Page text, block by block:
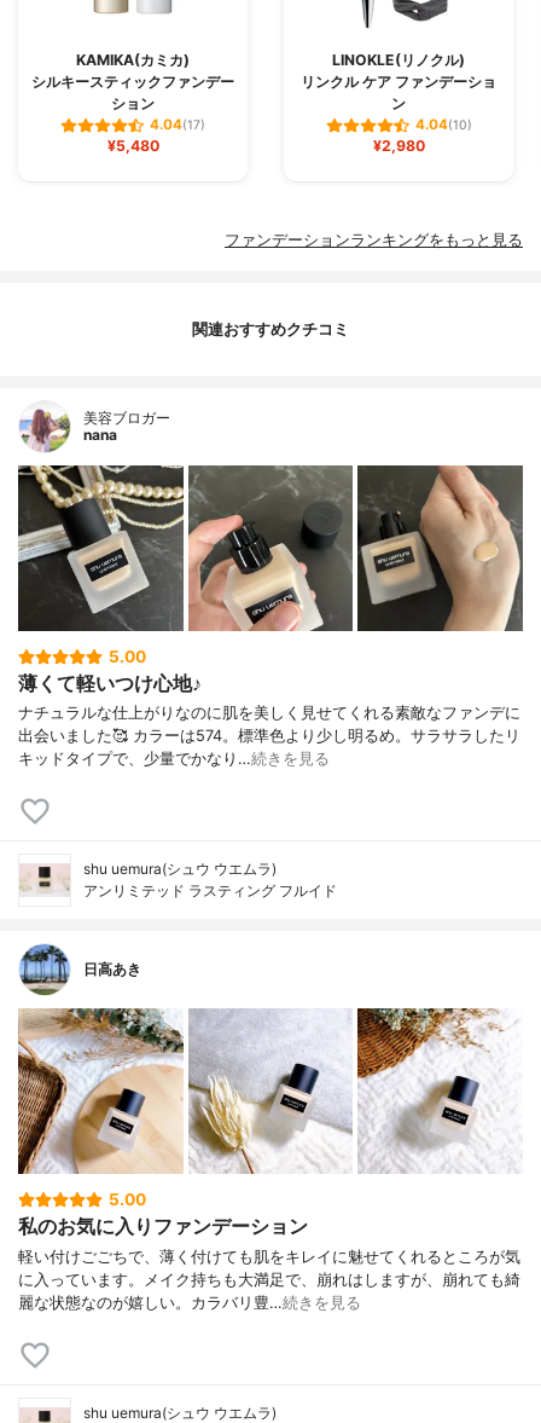
KAMIKA(カミカ)
シルキースティックファンデー
ション
4.04(17)
¥5,480
LINOKLE(リノクル)
リンクル ケア ファンデーショ
ン
4.04(10)
¥2,980
ファンデーションランキングをもっと見る
関連おすすめクチコミ
美容ブロガー
nana
5.00
薄くて軽いつけ心地♪
ナチュラルな仕上がりなのに肌を美しく見せてくれる素敵なファンデに
出会いました🥰 カラーは574。標準色より少し明るめ。サラサラしたリ
キッドタイプで、少量でかなり…続きを見る
shu uemura(シュウ ウエムラ)
アンリミテッド ラスティング フルイド
日高あき
5.00
私のお気に入りファンデーション
軽い付けごごちで、薄く付けても肌をキレイに魅せてくれるところが気
に入っています。メイク持ちも大満足で、崩れはしますが、崩れても綺
麗な状態なのが嬉しい。カラバリ豊…続きを見る
shu uemura(シュウ ウエムラ)